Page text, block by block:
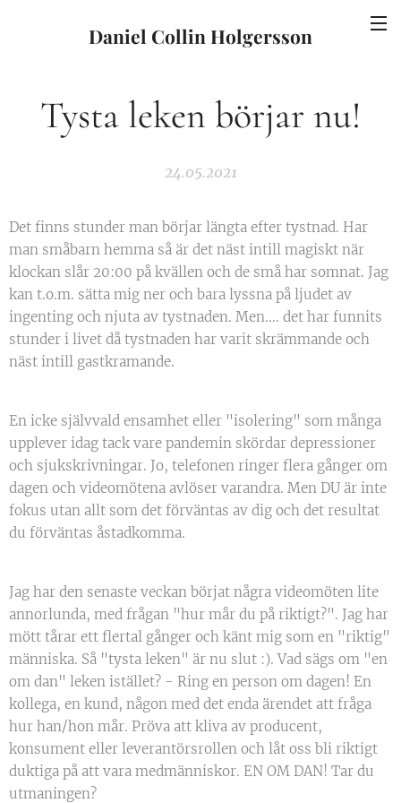
Daniel Collin Holgersson
Tysta leken börjar nu!
24.05.2021
Det finns stunder man börjar längta efter tystnad. Har
man småbarn hemma så är det näst intill magiskt när
klockan slår 20:00 på kvällen och de små har somnat. Jag
kan t.o.m. sätta mig ner och bara lyssna på ljudet av
ingenting och njuta av tystnaden. Men.... det har funnits
stunder i livet då tystnaden har varit skrämmande och
näst intill gastkramande.
En icke självvald ensamhet eller "isolering" som många
upplever idag tack vare pandemin skördar depressioner
och sjukskrivningar. Jo, telefonen ringer flera gånger om
dagen och videomötena avlöser varandra. Men DU är inte
fokus utan allt som det förväntas av dig och det resultat
du förväntas åstadkomma.
Jag har den senaste veckan börjat några videomöten lite
annorlunda, med frågan "hur mår du på riktigt?". Jag har
mött tårar ett flertal gånger och känt mig som en "riktig"
människa. Så "tysta leken" är nu slut :). Vad sägs om "en
om dan" leken istället? - Ring en person om dagen! En
kollega, en kund, någon med det enda ärendet att fråga
hur han/hon mår. Pröva att kliva av producent,
konsument eller leverantörsrollen och låt oss bli riktigt
duktiga på att vara medmänniskor. EN OM DAN! Tar du
utmaningen?